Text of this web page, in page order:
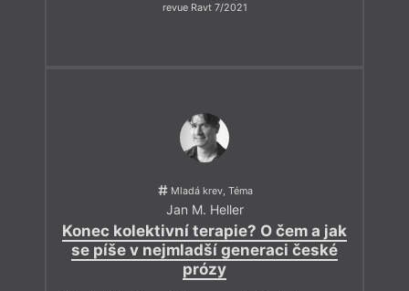
revue Ravt 7/2021
Mladá krev, Téma
Jan M. Heller
Konec kolektivní terapie? O čem a jak
se píše v nejmladší generaci české
prózy